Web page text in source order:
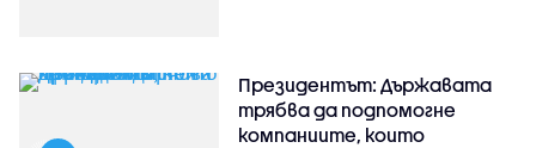
Президентът: Държавата
трябва да подпомогне
компаниите, които